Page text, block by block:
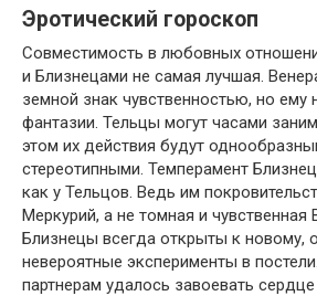
Эротический гороскоп
Совместимость в любовных
и Близнецами не самая лучшая.
земной знак чувственностью, но ему
фантазии. Тельцы могут часами
этом их действия будут
стереотипными. Темперамент
как у Тельцов. Ведь им
Меркурий, а не томная и чувственная
Близнецы всегда открыты к новому,
невероятные эксперименты в
партнерам удалось завоевать